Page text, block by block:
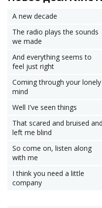
A new decade
The radio plays the sounds
we made
And everything seems to
feel just right
Coming through your lonely
mind
Well I've seen things
That scared and bruised and
left me blind
So come on, listen along
with me
I think you need a little
company